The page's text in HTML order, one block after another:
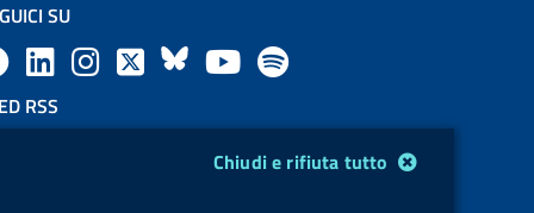
Chiudi e rifiuta tutto
SU
F
a
L
X
B
Y
u
l
b
RSS